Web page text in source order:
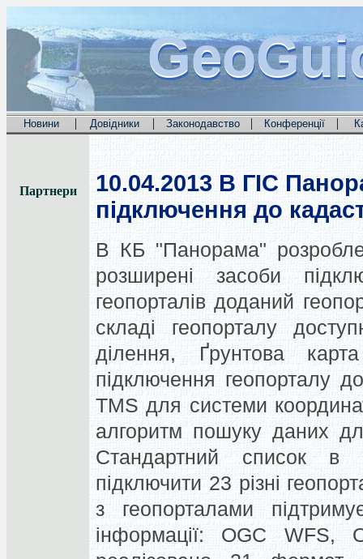
Новини | Довідники | Законодавство | Конференції |
Партнери 10.04.2013 В ГІС
підключення до
В КБ "Панорама"
розширені засоби
геопорталів доданий
складі геопорталу
ділення, Ґрунтова
підключення геопорталу
TMS для системи
алгоритм пошуку даних
Стандартний список в
підключити 23 різні
з геопорталами
інформації: OGC